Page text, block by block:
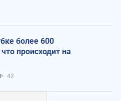
более 600
происходит на
42